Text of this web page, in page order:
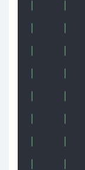
│      │
│      │
│      │
│      │
│      │
│      │
│      │
│      │